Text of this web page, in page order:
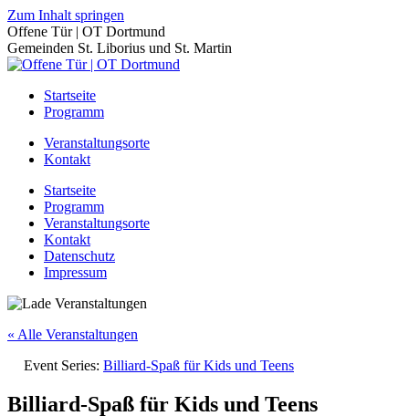
Zum Inhalt springen
Offene Tür | OT Dortmund
Gemeinden St. Liborius und St. Martin
Startseite
Programm
Veranstaltungsorte
Kontakt
Startseite
Programm
Veranstaltungsorte
Kontakt
Datenschutz
Impressum
« Alle Veranstaltungen
Event Series: Billiard-Spaß für Kids und Teens
Billiard-Spaß für Kids und Teens